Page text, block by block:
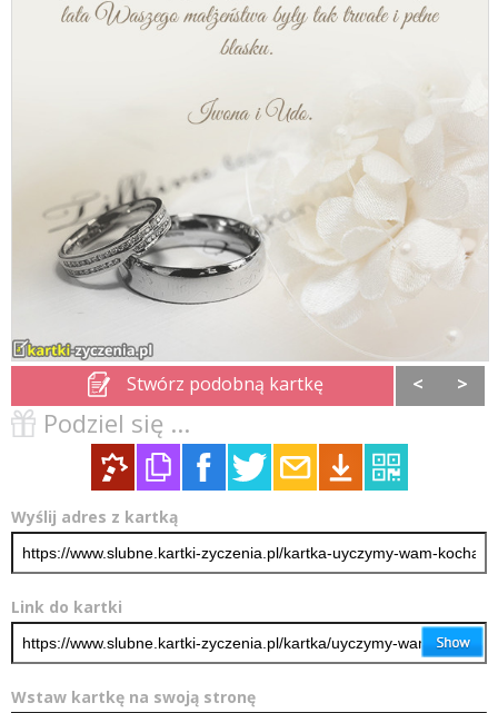
Stwórz podobną kartkę < >
Podziel się ...
Wyślij adres z kartką
Link do kartki
Wstaw kartkę na swoją stronę